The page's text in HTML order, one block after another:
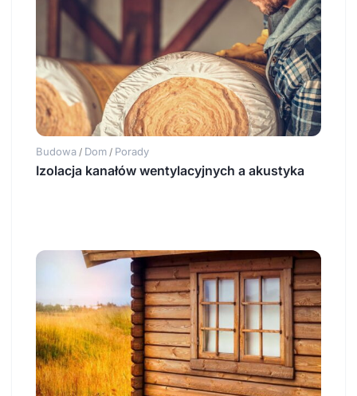
Budowa / Dom / Porady
Izolacja kanałów wentylacyjnych a akustyka